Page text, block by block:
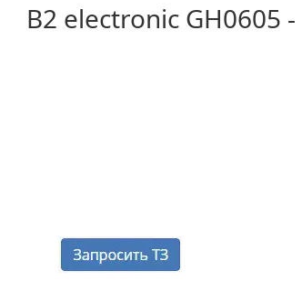
B2 electronic GH0605